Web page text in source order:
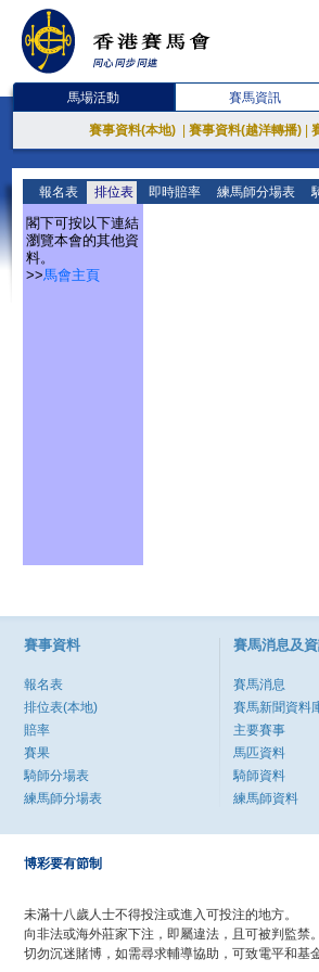
馬場活動 賽馬資訊
賽事資料(本地) 賽事資料(越洋轉播)
報名表 排位表 即時賠率 練馬師分場表
閣下可按以下連結
瀏覽本會的其他資
料。
>>馬會主頁
賽事資料
報名表
排位表(本地)
賠率
賽果
騎師分場表
練馬師分場表
賽馬消息及
賽馬消息
賽馬新聞資料
主要賽事
馬匹資料
騎師資料
練馬師資料
博彩要有節制
未滿十八歲人士不得投注或進入可投注的地方。
向非法或海外莊家下注，即屬違法，且可被判監禁。
切勿沉迷賭博，如需尋求輔導協助，可致電平和基